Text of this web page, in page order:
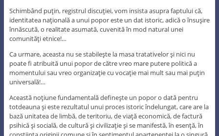
Schimbând puţin, registrul discuţiei, vom insista asupra faptului că,
identitatea naţională a unui popor este un dat istoric, adică o însuşire
înnăscută, o realitate asumată, cuvenită în mod natural unei
comunităţi etnice!…
Ca urmare, aceasta nu se stabileşte la masa tratativelor şi nici nu
poate fi atribuită unui popor de către vreo mare putere politică a
momentului sau vreo organizaţie cu vocaţie mai mult sau mai puţin
universală!…
Această noţiune fundamentală defineşte un popor o dată pentru
totdeauna şi este rezultatul unui proces istoric îndelungat, care are la
bază unitatea de limbă, de teritoriu, de viaţă economică, de factură
psihică şi socială, de cultură şi civilizaţie şi se manifestă, în esenţă, în